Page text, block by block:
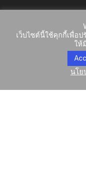
คู่มือการใช้งา
ขั้นตอนการใช้
ขั้นตอนการสั่
ขั้นตอนชำระ
เว็บไซต์นี้ใช้คุกกี้เพื่อ
ให้
นโย